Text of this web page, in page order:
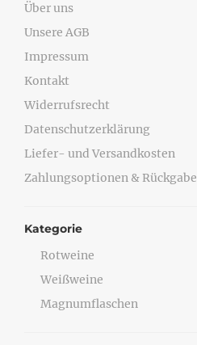
Über uns
Unsere AGB
Impressum
Kontakt
Widerrufsrecht
Datenschutzerklärung
Liefer- und Versandkosten
Zahlungsoptionen & Rückgabe
Kategorie
Rotweine
Weißweine
Magnumflaschen